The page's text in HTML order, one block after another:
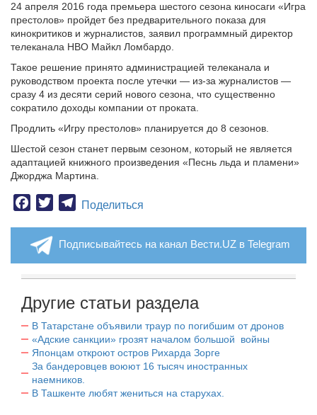
24 апреля 2016 года премьера шестого сезона киносаги «Игра
престолов» пройдет без предварительного показа для
кинокритиков и журналистов, заявил программный директор
телеканала НВО Майкл Ломбардо.
Такое решение принято администрацией телеканала и
руководством проекта после утечки — из-за журналистов —
сразу 4 из десяти серий нового сезона, что существенно
сократило доходы компании от проката.
Продлить «Игру престолов» планируется до 8 сезонов.
Шестой сезон станет первым сезоном, который не является
адаптацией книжного произведения «Песнь льда и пламени»
Джорджа Мартина.
Facebook
TwitterTelegram
Поделиться
Подписывайтесь на канал Вести.UZ в Telegram
Другие статьи раздела
В Татарстане объявили траур по погибшим от дронов
«Адские санкции» грозят началом большой войны
Японцам откроют остров Рихарда Зорге
За бандеровцев воюют 16 тысяч иностранных
наемников.
В Ташкенте любят жениться на старухах.